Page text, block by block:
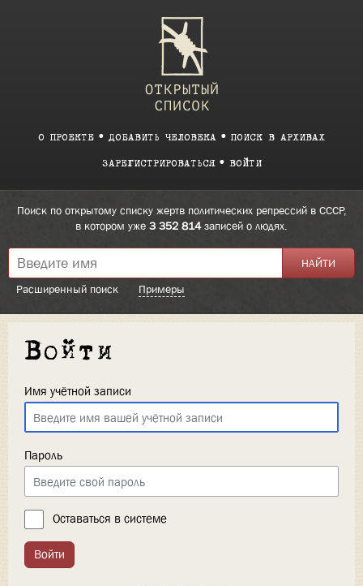
О ПРОЕКТЕ ДОБАВИТЬ ЧЕЛОВЕКА ПОИСК В АРХИВАХ
ЗАРЕГИСТРИРОВАТЬСЯ ВОЙТИ
Поиск по открытому списку жертв политических репрессий в СССР,
в котором уже 3 352 814записей о людях.
Расширенный поиск Примеры
Войти
Имя учётной записи
Пароль
Оставаться в системе
Войти